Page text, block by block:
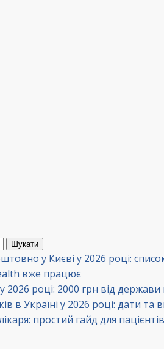
у Києві у 2026 році:
вже працює
2026 році: 2000 грн від
в Україні у 2026 році: дати та
простий гайд для пацієнтів